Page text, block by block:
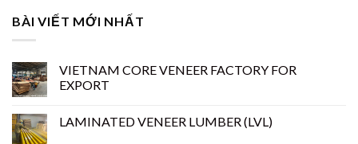
BÀI VIẾT MỚI NHẤT
VIETNAM CORE VENEER FACTORY FOR
EXPORT
LAMINATED VENEER LUMBER (LVL)